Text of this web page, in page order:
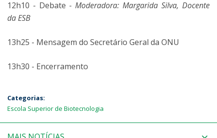
12h10 - Debate - Moderadora: Margarida Silva, Docente
da ESB
13h25 - Mensagem do Secretário Geral da ONU
13h30 - Encerramento
Categorias:
Escola Superior de Biotecnologia